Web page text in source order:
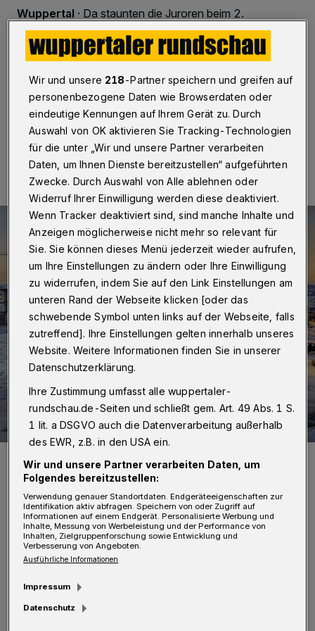
Wuppertal · Da staunten die Juroren beim 2.
Wuppertaler Fotopreis nicht schlecht, als sie den
Zeitpunkt dieser Gewinner-Aufnahme erfuhren. Denn
wer meint, der Frost habe hier eine leichte Eisschicht
gewaltig.
25.12.2016 , 13:00 Uhr Eine Minute Lesezeit
Foto: Branislav Matanovic
Das wurde aber erst deutlich, als Branislav
Matanovic bei der Gewinnübergabe erklärte,
dieses Bild habe er an einem lauen Mai-
Wir und unsere 218-Partner speichern und greifen auf
personenbezogene Daten wie Browserdaten oder
eindeutige Kennungen auf Ihrem Gerät zu. Durch
Auswahl von OK aktivieren Sie Tracking-Technologien
für die unter „Wir und unsere Partner verarbeiten
Daten, um Ihnen Dienste bereitzustellen“ aufgeführten
Zwecke. Durch Auswahl von Alle ablehnen oder
Widerruf Ihrer Einwilligung werden diese deaktiviert.
Wenn Tracker deaktiviert sind, sind manche Inhalte und
Anzeigen möglicherweise nicht mehr so relevant für
Sie. Sie können dieses Menü jederzeit wieder aufrufen,
um Ihre Einstellungen zu ändern oder Ihre Einwilligung
zu widerrufen, indem Sie auf den Link Einstellungen am
unteren Rand der Webseite klicken [oder das
schwebende Symbol unten links auf der Webseite, falls
zutreffend]. Ihre Einstellungen gelten innerhalb unseres
Website. Weitere Informationen finden Sie in unserer
Datenschutzerklärung.
Ihre Zustimmung umfasst alle wuppertaler-
rundschau.de-Seiten und schließt gem. Art. 49 Abs. 1 S.
1 lit. a DSGVO auch die Datenverarbeitung außerhalb
des EWR, z.B. in den USA ein.
Wir und unsere Partner verarbeiten Daten, um
Folgendes bereitzustellen:
Verwendung genauer Standortdaten. Endgeräteeigenschaften zur
Identifikation aktiv abfragen. Speichern von oder Zugriff auf
Informationen auf einem Endgerät. Personalisierte Werbung und
Inhalte, Messung von Werbeleistung und der Performance von
Inhalten, Zielgruppenforschung sowie Entwicklung und
Verbesserung von Angeboten.
Ausführliche Informationen
Impressum
Datenschutz